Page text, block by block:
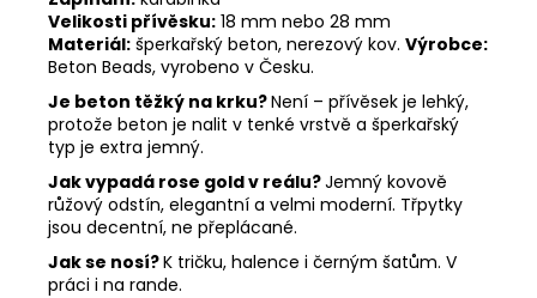
Velikosti přívěsku: 18 mm nebo 28 mm
Materiál: šperkařský beton, nerezový kov. Výrobce:
Beton Beads, vyrobeno v Česku.
Je beton těžký na krku?Není – přívěsek je lehký,
protože beton je nalit v tenké vrstvě a šperkařský
typ je extra jemný.
Jak vypadá rose gold v reálu?Jemný kovově
růžový odstín, elegantní a velmi moderní. Třpytky
jsou decentní, ne přeplácané.
Jak se nosí?K tričku, halence i černým šatům. V
práci i na rande.